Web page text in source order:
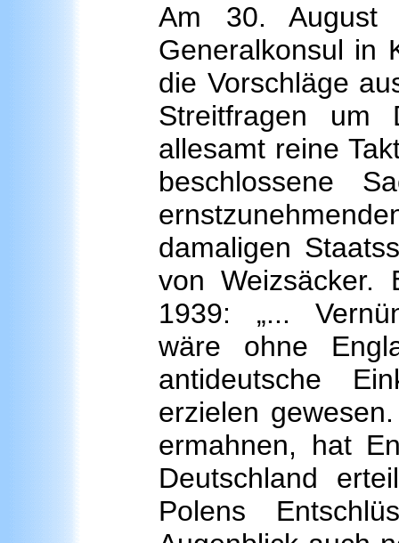
Am 30. August
Generalkonsul in
die Vorschläge
Streitfragen um
allesamt reine
beschlossene
damaligen
von Weizsäcker.
1939: „...
wäre ohne
antideutsche
erzielen
ermahnen, hat
Deutschland
Polens